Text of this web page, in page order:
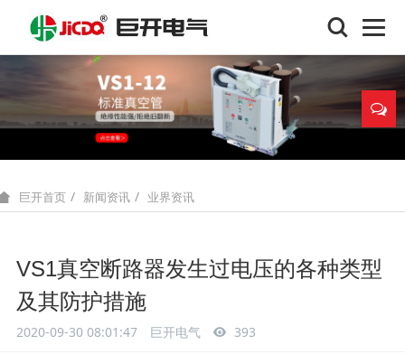
巨开首页 新闻资讯 业界资讯
VS1真空断路器发生过电压的各种类型
及其防护措施
2020-09-30 08:01:47 巨开电气 393